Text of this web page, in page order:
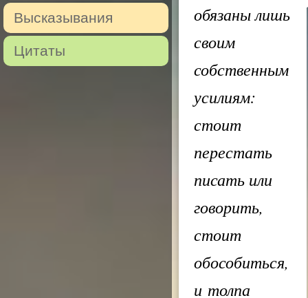
Высказывания
Цитаты
обязаны лишь
своим
собственным
усилиям:
стоит
перестать
писать или
говорить,
стоит
обособиться,
и толпа